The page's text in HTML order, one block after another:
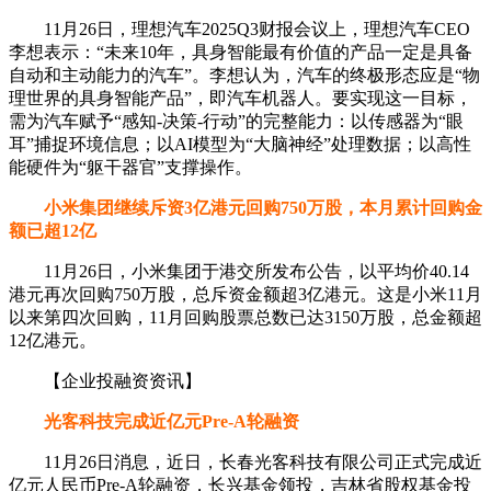
11月26日，理想汽车2025Q3财报会议上，理想汽车CEO
李想表示：“未来10年，具身智能最有价值的产品一定是具备
自动和主动能力的汽车”。李想认为，汽车的终极形态应是“物
理世界的具身智能产品”，即汽车机器人。要实现这一目标，
需为汽车赋予“感知-决策-行动”的完整能力：以传感器为“眼
耳”捕捉环境信息；以AI模型为“大脑神经”处理数据；以高性
能硬件为“躯干器官”支撑操作。
小米集团继续斥资3亿港元回购750万股，本月累计回购金
额已超12亿
11月26日，小米集团于港交所发布公告，以平均价40.14
港元再次回购750万股，总斥资金额超3亿港元。这是小米11月
以来第四次回购，11月回购股票总数已达3150万股，总金额超
12亿港元。
【企业投融资资讯】
光客科技完成近亿元Pre-A轮融资
11月26日消息，近日，长春光客科技有限公司正式完成近
亿元人民币Pre-A轮融资，长兴基金领投，吉林省股权基金投